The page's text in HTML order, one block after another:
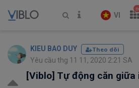
VI
KIEU BAO DUY Theo dõi
Yêu cầu thg 11 11, 2020 2:21 SA
[Viblo] Tự động căn giữa